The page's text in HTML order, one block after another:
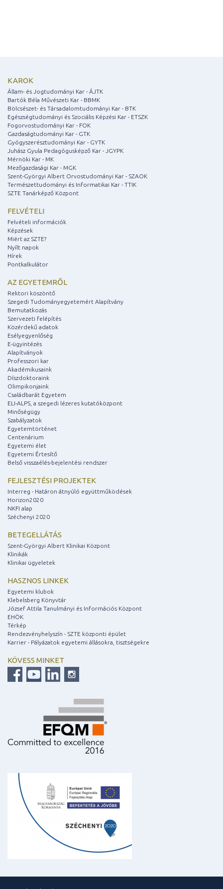
KAROK
Állam- és Jogtudományi Kar - ÁJTK
Bartók Béla Művészeti Kar - BBMK
Bölcsészet- és Társadalomtudományi Kar - BTK
Egészségtudományi és Szociális Képzési Kar - ETSZK
Fogorvostudományi Kar - FOK
Gazdaságtudományi Kar - GTK
Gyógyszerésztudományi Kar - GYTK
Juhász Gyula Pedagógusképző Kar - JGYPK
Mérnöki Kar - MK
Mezőgazdasági Kar - MGK
Szent-Györgyi Albert Orvostudományi Kar - SZAOK
Természettudományi és Informatikai Kar - TTIK
SZTE Tanárképző Központ
FELVÉTELI
Felvételi információk
Képzések
Miért az SZTE?
Nyílt napok
Hírek
Pontkalkulátor
AZ EGYETEMRŐL
Rektori köszöntő
Szegedi Tudományegyetemért Alapítvány
Bemutatkozás
Szervezeti felépítés
Közérdekű adatok
Esélyegyenlőség
E-ügyintézés
Alapítványok
Professzori kar
Akadémikusaink
Díszdoktoraink
Olimpikonjaink
Családbarát Egyetem
ELI-ALPS, a szegedi lézeres kutatóközpont
Minőségügy
Szabályzatok
Egyetemtörténet
Centenárium
Egyetemi élet
Egyetemi Értesítő
Belső visszaélés-bejelentési rendszer
FEJLESZTÉSI PROJEKTEK
Interreg - Határon átnyúló együttműködések
Horizon2020
NKFI alap
Széchenyi 2020
BETEGELLÁTÁS
Szent-Györgyi Albert Klinikai Központ
Klinikák
Klinikai ügyeletek
HASZNOS LINKEK
Egyetemi klubok
Klebelsberg Könyvtár
József Attila Tanulmányi és Információs Központ
EHÖK
Térkép
Rendezvényhelyszín - SZTE központi épület
Karrier - Pályázatok egyetemi állásokra, tisztségekre
KÖVESS MINKET